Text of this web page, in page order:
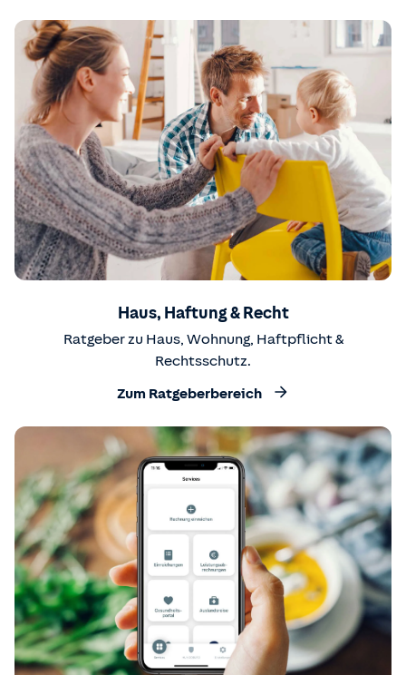
Haus, Haftung & Recht
Ratgeber zu Haus, Wohnung, Haftpflicht &
Rechtsschutz.
Zum Ratgeberbereich